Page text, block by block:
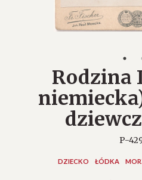
Rodzina
P-
DZIECKO ŁÓDKA